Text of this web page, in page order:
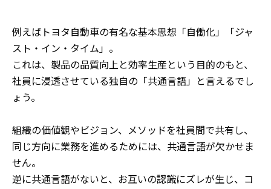
例えばトヨタ自動車の有名な基本思想「自働化」「ジャ
スト・イン・タイム」。
これは、製品の品質向上と効率生産という目的のもと、
社員に浸透させている独自の「共通言語」と言えるでし
ょう。
組織の価値観やビジョン、メソッドを社員間で共有し、
同じ方向に業務を進めるためには、共通言語が欠かせま
せん。
逆に共通言語がないと、お互いの認識にズレが生じ、コ